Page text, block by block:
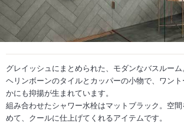
グレイッシュにまとめられた、モダンなバスルーム
ヘリンボーンのタイルとカッパーの小物で、ワント
かにも抑揚が生まれています。
組み合わせたシャワー水栓はマットブラック。空
めて、クールに仕上げてくれるアイテムです。